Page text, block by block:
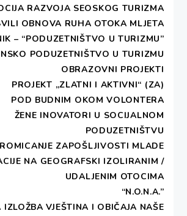
RAZVOJA SEOSKOG TURIZMA
OBNOVA RUHA OTOKA MLJETA
– “PODUZETNIŠTVO U TURIZMU”
PODUZETNIŠTVO U TURIZMU
OBRAZOVNI PROJEKTI
PROJEKT „ZLATNI I AKTIVNI“ (ZA)
POD BUDNIM OKOM VOLONTERA
ŽENE INOVATORI U SOCIJALNOM
PODUZETNIŠTVU
ZAPOŠLJIVOSTI MLADE
NA GEOGRAFSKI IZOLIRANIM /
UDALJENIM OTOCIMA
“N.O.N.A.”
IZLOŽBA VJEŠTINA I OBIČAJA NAŠE